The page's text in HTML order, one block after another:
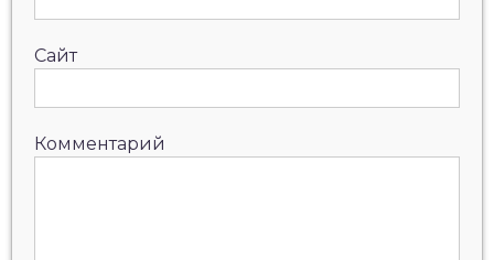
Сайт
Комментарий